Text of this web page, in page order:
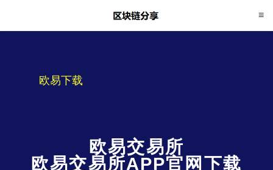
欧易下载
欧易交易所
欧易交易所APP官网下载